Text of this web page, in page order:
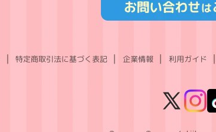
特定商取引法に基づく表記 企業情報 利用ガイド
X